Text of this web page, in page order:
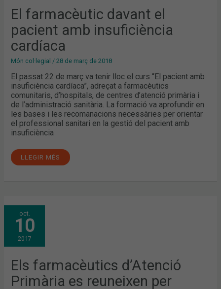
El farmacèutic davant el
pacient amb insuficiència
cardíaca
Món col·legial /28 de març de 2018
El passat 22 de març va tenir lloc el curs “El pacient amb
insuficiència cardíaca”, adreçat a farmacèutics
comunitaris, d’hospitals, de centres d’atenció primària i
de l’administració sanitària. La formació va aprofundir en
les bases i les recomanacions necessàries per orientar
el professional sanitari en la gestió del pacient amb
insuficiència
LLEGIR MÉS
oct.
10
2017
Els farmacèutics d’Atenció
Primària es reuneixen per
ELS
FARMACÈUTICS
D’ATENCIÓ
PRIMÀRIA
ES
REUNEIXEN
PER
LES
SEVES
LÍNIES
ESTRATÈGIQUES